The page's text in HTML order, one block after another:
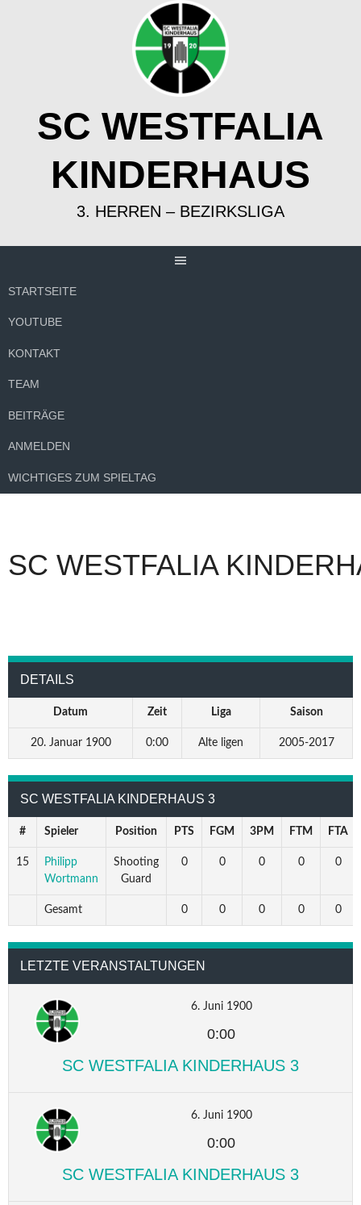
SC WESTFALIA
KINDERHAUS
3. HERREN – BEZIRKSLIGA
STARTSEITE
YOUTUBE
KONTAKT
TEAM
BEITRÄGE
ANMELDEN
WICHTIGES ZUM SPIELTAG
SC WESTFALIA
DETAILS
Datum Zeit Liga Saison
20. Januar 1900 0:00 Alte ligen 2005-2017
SC WESTFALIA KINDERHAUS 3
# Spieler Position PTS FGM 3PM FTM FTA
15
Philipp
Wortmann
Shooting
Guard
0 0 0 0 0
Gesamt 0 0 0 0 0
LETZTE VERANSTALTUNGEN
6. Juni 1900
0:00
SC WESTFALIA KINDERHAUS 3
6. Juni 1900
0:00
SC WESTFALIA KINDERHAUS 3